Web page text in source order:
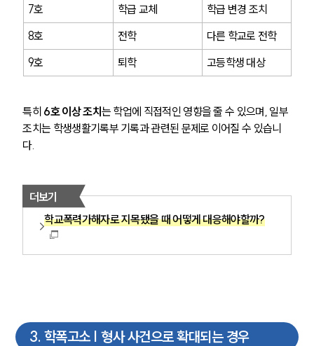
7호 학급 교체
학급 변경 조치
8호
전학
다른 학교로 전학
9호
퇴학 고등학생 대상
특히 6호 이상 조치는 학업에 직접적인 영향을 줄 수 있으며, 일부
조치는 학생생활기록부 기록과 관련된 문제로 이어질 수 있습니
다.
더보기
학교폭력가해자로 지목됐을 때 어떻게 대응해야할까?
3. 학폭고소 | 형사 사건으로 확대되는 경우